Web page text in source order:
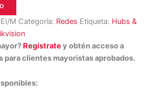
M Categoría: Redes Etiqueta: Hubs &
Regístrate y obtén acceso a
para clientes mayoristas aprobados.